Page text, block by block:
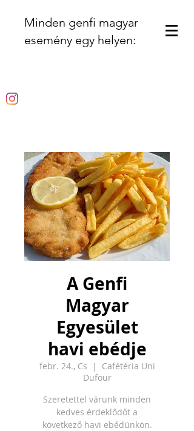
Minden genfi magyar
esemény egy helyen:
A Genfi
Magyar
Egyesület
havi ebédje
febr. 24., Cs
  |
Cafétéria Uni
Dufour
Szeretettel várunk minden
kedves érdeklődőt a
következő havi ebédünkön.